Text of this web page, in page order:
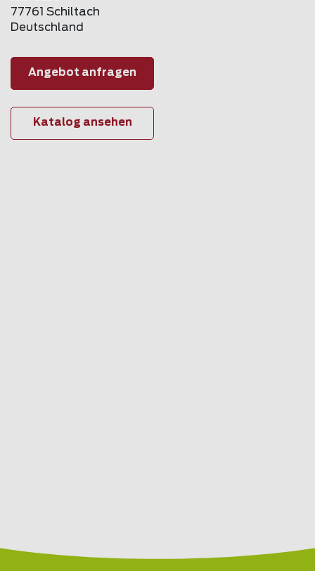
77761 Schiltach
Deutschland
Angebot anfragen
Katalog ansehen